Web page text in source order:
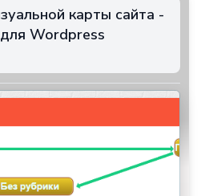
карты сайта -
Wordpress